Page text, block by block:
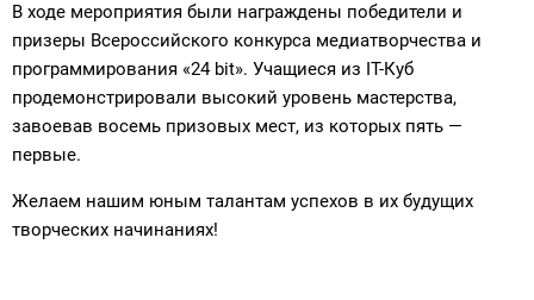
В ходе мероприятия были награждены победители и
призеры Всероссийского конкурса медиатворчества и
программирования «24 bit». Учащиеся из IT-Куб
продемонстрировали высокий уровень мастерства,
завоевав восемь призовых мест, из которых пять —
первые.
Желаем нашим юным талантам успехов в их будущих
творческих начинаниях!